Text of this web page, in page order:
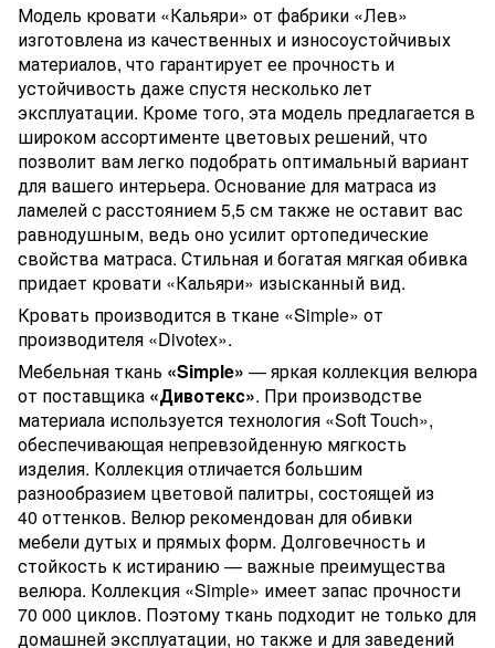
Модель кровати «Кальяри» от фабрики «Лев»
изготовлена из качественных и износоустойчивых
материалов, что гарантирует ее прочность и
устойчивость даже спустя несколько лет
эксплуатации. Кроме того, эта модель предлагается в
широком ассортименте цветовых решений, что
позволит вам легко подобрать оптимальный вариант
для вашего интерьера. Основание для матраса из
ламелей с расстоянием 5,5 см также не оставит вас
равнодушным, ведь оно усилит ортопедические
свойства матраса. Стильная и богатая мягкая обивка
придает кровати «Кальяри» изысканный вид.
Кровать производится в ткане «Simple» от
производителя «Divotex».
Мебельная ткань «Simple» — яркая коллекция велюра
от поставщика «Дивотекс». При производстве
материала используется технология «Soft Touch»,
обеспечивающая непревзойденную мягкость
изделия. Коллекция отличается большим
разнообразием цветовой палитры, состоящей из
40 оттенков. Велюр рекомендован для обивки
мебели дутых и прямых форм. Долговечность и
стойкость к истиранию — важные преимущества
велюра. Коллекция «Simple» имеет запас прочности
70 000 циклов. Поэтому ткань подходит не только для
домашней эксплуатации, но также и для заведений